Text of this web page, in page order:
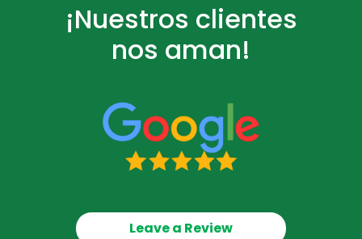
¡Nuestros clientes
nos aman!
Leave a Review